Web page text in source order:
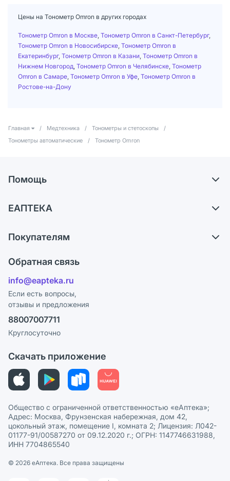
Цены на Тонометр Omron в других городах
Тонометр Omron в Москве Тонометр Omron в Санкт-Петербург,
Тонометр Omron в Новосибирске Тонометр Omron в
Екатеринбург, Тонометр Omron в Казани Тонометр Omron в
Нижнем Новгород Тонометр Omron в Челябинске Тонометр
Omron в Самаре Тонометр Omron в Уфе Тонометр Omron в
Ростове-на-Дону
Главная / Медтехника / Тонометры и стетоскопы
/
Тонометры автоматические
/ Тонометр Omron
Помощь
Самовывоз из аптек
Ответы на вопросы
Блог
ЕАПТЕКА
Карьера
Поставщики
Лицензия
Реклама на сайте
Ваши товары на ЕАПТЕКЕ
Покупателям
Программа СберСпасибо
Политика конфиденциальности
Пользовательское соглашение
Политика рекомендаций
Этика и соответствие
Политика в отношении обработки персональных данных
Обратная связь
info@eapteka.ru
Если есть вопросы,
отзывы и предложения
88007007711
Круглосуточно
Скачать приложение
Общество с ограниченной ответственностью «еАптека»;
Адрес: Москва, Фрунзенская набережная, дом 42,
цокольный этаж, помещение I, комната 2; Лицензия: Л042-
01177-91/00587270 от 09.12.2020 г.; ОГРН: 1147746631988,
ИНН 7704865540
© 2026 eАптека. Все права защищены